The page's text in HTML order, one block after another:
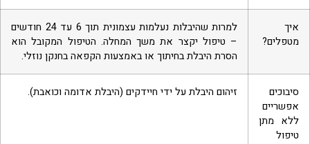
איך
מטפלים?
למרות שהיבלות נעלמות עצמונית תוך 6 עד 24 חודשים
– טיפול יקצר את משך המחלה. הטיפול המקובל הוא
הסרת היבלת בחיתוך או באמצעות הקפאה בחנקן נוזלי.
סיבוכים
אפשריים
ללא מתן
טיפול
זיהום היבלת על ידי חיידקים (היבלת אדומה וכואבת).